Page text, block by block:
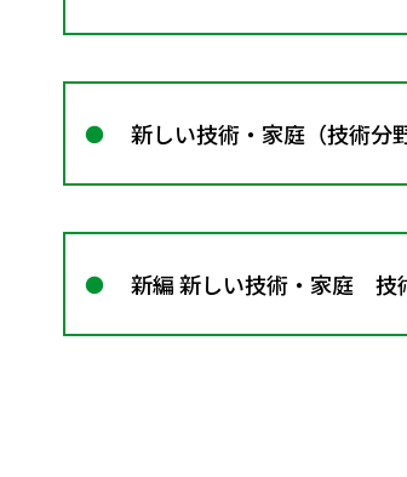
新しい技術・家庭（技術分野
新編 新しい技術・家庭